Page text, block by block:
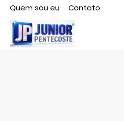
Quem sou eu
Contato
Editor responsável, jornalista